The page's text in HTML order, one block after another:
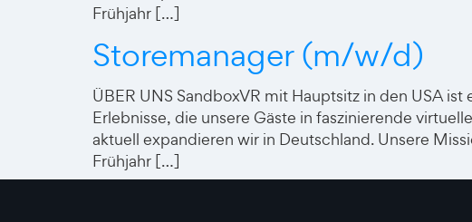
Frühjahr […]
Storemanager (m/w/d)
ÜBER UNS SandboxVR mit Hauptsitz in den USA
Erlebnisse, die unsere Gäste in faszinierende
aktuell expandieren wir in Deutschland. Unsere
Frühjahr […]